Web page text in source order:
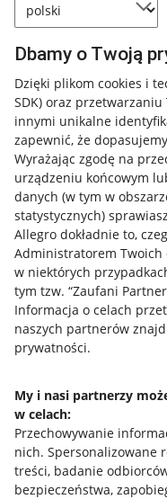
Dbamy o Twoją
Dzięki plikom cookies i
SDK) oraz przetwarzaniu
innymi unikalne
zapewnić, że
Wyrażając zgodę na
urządzeniu końcowym
danych (w tym w
statystycznych)
Allegro dokładnie to,
Administratorem Twoich
w niektórych
tym tzw. “Zaufani
Informacja o celach
naszych partnerów
prywatności.
My i nasi partnerzy
w celach:
Przechowywanie
nich. Spersonalizowane
treści, badanie
bezpieczeństwa,
Przydatne informacje
Jak to działa
Allegro Gadane dla
Allegro Gadane dla
Mapa miejscowości